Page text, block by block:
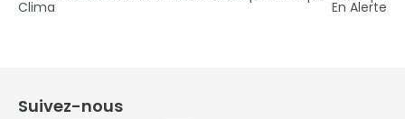
Clima En Alerte
Suivez-nous